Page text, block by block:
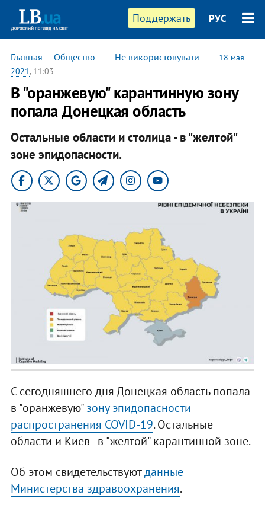
Поддержать РУС
Главная — Общество — -- Не використовувати --— 18 мая
2021, 11:03
В "оранжевую" карантинную зону
попала Донецкая область
Остальные области и столица - в "желтой"
зоне эпидопасности.
С сегодняшнего дня Донецкая область попала
в "оранжевую"зону эпидопасности
распространения COVID-19. Остальные
области и Киев - в "желтой" карантинной зоне.
Об этом свидетельствуютданные
Министерства здравоохранения.